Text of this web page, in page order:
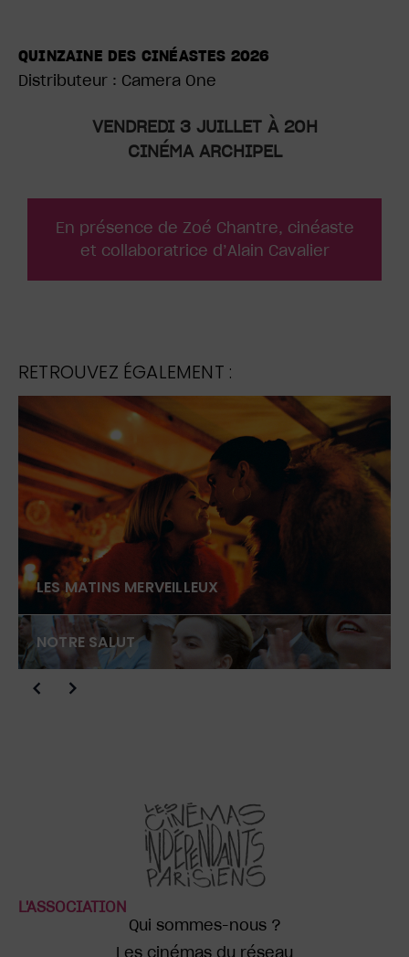
QUINZAINE DES CINÉASTES 2026
Distributeur : Camera One
VENDREDI 3 JUILLET À 20H
CINÉMA ARCHIPEL
En présence de Zoé Chantre, cinéaste
et collaboratrice d’Alain Cavalier
RETROUVEZ ÉGALEMENT :
LES MATINS MERVEILLEUX
NOTRE SALUT
L'ASSOCIATION
Qui sommes-nous ?
Les cinémas du réseau